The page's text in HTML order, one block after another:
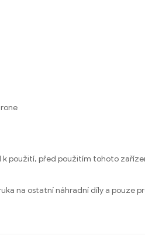
k použití, před použitím tohoto
na ostatní náhradní díly a pouze